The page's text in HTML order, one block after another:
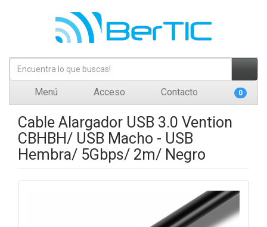
Menú Acceso Contacto 0
Cable Alargador USB 3.0 Vention
CBHBH/ USB Macho - USB
Hembra/ 5Gbps/ 2m/ Negro